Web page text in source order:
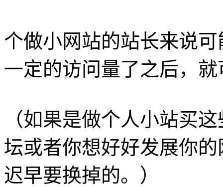
个做小网站的站长来说
一定的访问量了之后，
（如果是做个人小站买
坛或者你想好好发展你
迟早要换掉的。）